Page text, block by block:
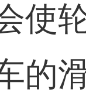
使
的